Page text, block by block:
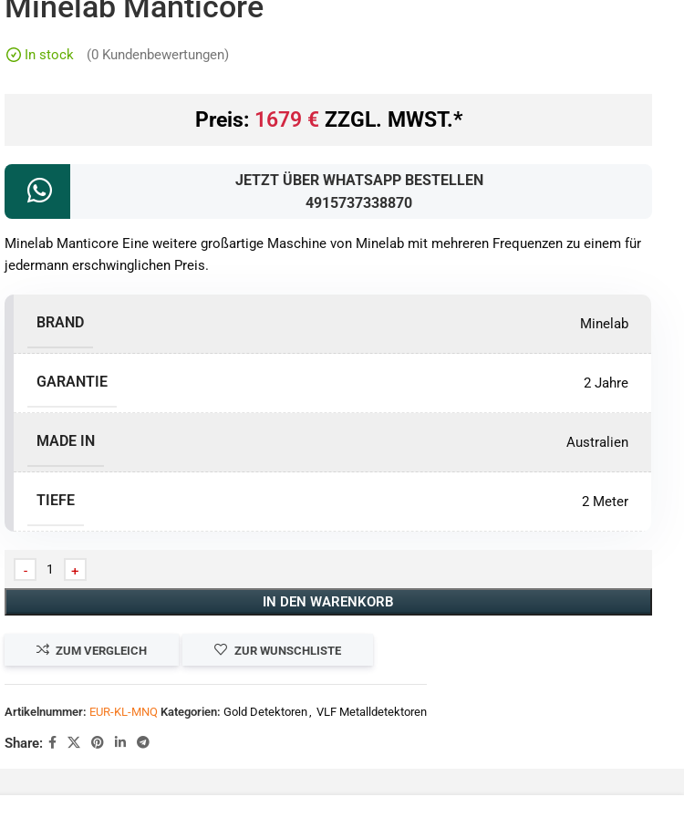
In stock (0 Kundenbewertungen)
Preis: 1679 € ZZGL. MWST.*
JETZT ÜBER WHATSAPP BESTELLEN
4915737338870
Minelab Manticore Eine weitere großartige Maschine von Minelab mit mehreren Frequenzen zu einem für
jedermann erschwinglichen Preis.
BRAND Minelab
GARANTIE 2 Jahre
MADE IN Australien
TIEFE 2 Meter
IN DEN WARENKORB
ZUM VERGLEICH ZUR WUNSCHLISTE
Artikelnummer: EUR-KL-MNQKategorien: Gold Detektoren, VLF Metalldetektoren
Share: